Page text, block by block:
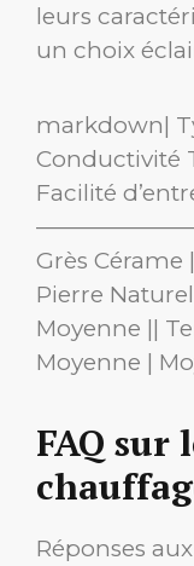
leurs
un choix
markdown|
Conductivité
Facilité
Grès Cérame
Pierre
Moyenne ||
Moyenne |
FAQ sur
Réponses